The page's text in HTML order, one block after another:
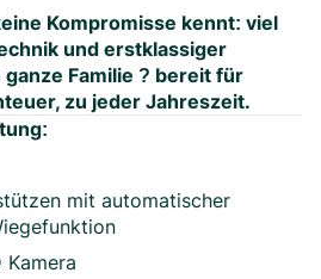
Kompromisse kennt: viel
und erstklassiger
Familie ? bereit für
zu jeder Jahreszeit.
mit automatischer
Kamera